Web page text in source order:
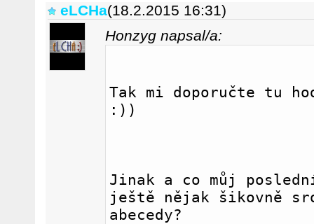
eLCHa(18.2.2015 16:31)
Honzyg napsal/a:
Tak mi doporučte tu
:))
Jinak a co můj
ještě nějak šikovně
abecedy?